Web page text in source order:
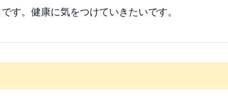
す。健康に気をつけていきたいです。